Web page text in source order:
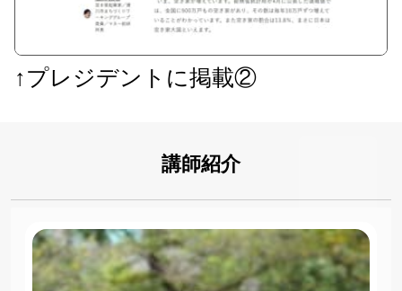
↑プレジデントに掲載②
講師紹介